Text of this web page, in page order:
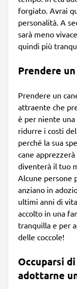
forgiato. Avrai
personalità. A
sarà meno
quindi più
Prendere
Prendere un
attraente che
è per niente
ridurre i costi
perché la sua
cane
diventerà il tuo
Alcune persone
anziano in
ultimi anni di
accolto in una
tranquilla e per
delle coccole!
Occuparsi
adottarne